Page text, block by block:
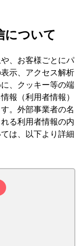
について
、お客様ごとにパ
示、アクセス解析
、クッキー等の端
報（利用者情報）
。外部事業者の名
る利用者情報の内
は、以下より詳細